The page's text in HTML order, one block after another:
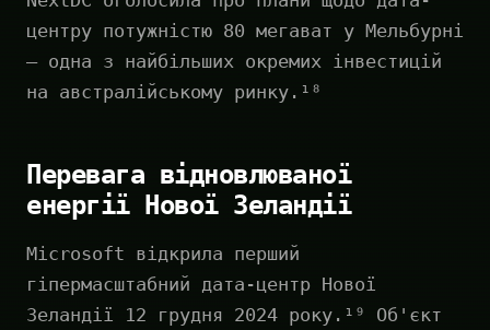
центру потужністю 80 мегават у Мельбурні
— одна з найбільших окремих інвестицій
на австралійському ринку.¹⁸
Перевага відновлюваної
енергії Нової Зеландії
Microsoft відкрила перший
гіпермасштабний дата-центр Нової
Зеландії 12 грудня 2024 року.¹⁹ Об'єкт